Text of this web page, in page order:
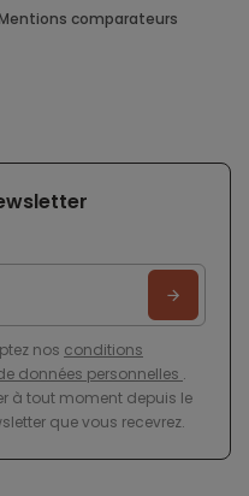
Mentions comparateurs
nos conditions
données personnelles .
à tout moment depuis le
que vous recevrez.